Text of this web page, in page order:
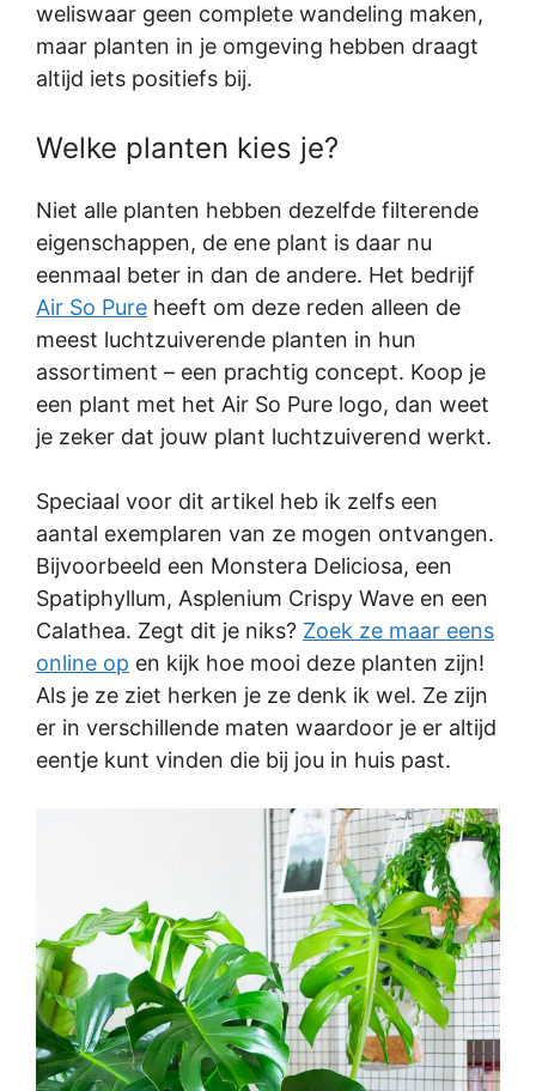
weliswaar geen complete wandeling maken,
maar planten in je omgeving hebben draagt
altijd iets positiefs bij.
Welke planten kies je?
Niet alle planten hebben dezelfde filterende
eigenschappen, de ene plant is daar nu
eenmaal beter in dan de andere. Het bedrijf
Air So Pure heeft om deze reden alleen de
meest luchtzuiverende planten in hun
assortiment – een prachtig concept. Koop je
een plant met het Air So Pure logo, dan weet
je zeker dat jouw plant luchtzuiverend werkt.
Speciaal voor dit artikel heb ik zelfs een
aantal exemplaren van ze mogen ontvangen.
Bijvoorbeeld een Monstera Deliciosa, een
Spatiphyllum, Asplenium Crispy Wave en een
Calathea. Zegt dit je niks? Zoek ze maar eens
online op en kijk hoe mooi deze planten zijn!
Als je ze ziet herken je ze denk ik wel. Ze zijn
er in verschillende maten waardoor je er altijd
eentje kunt vinden die bij jou in huis past.